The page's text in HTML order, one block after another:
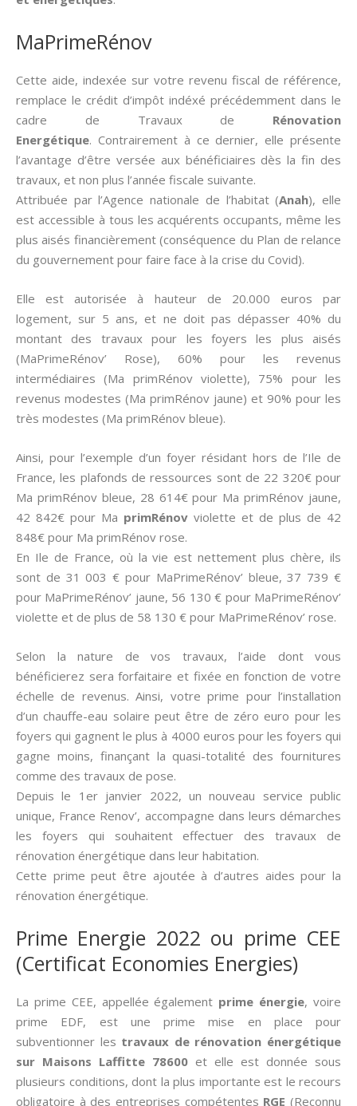
MaPrimeRénov
Cette aide, indexée sur votre revenu fiscal de référence,
remplace le crédit d’impôt indéxé précédemment dans le
cadre de Travaux de Rénovation
Energétique. Contrairement à ce dernier, elle présente
l’avantage d’être versée aux bénéficiaires dès la fin des
travaux, et non plus l’année fiscale suivante.
Attribuée par l’Agence nationale de l’habitat (Anah), elle
est accessible à tous les acquérents occupants, même les
plus aisés financièrement (conséquence du Plan de relance
du gouvernement pour faire face à la crise du Covid).
Elle est autorisée à hauteur de 20.000 euros par
logement, sur 5 ans, et ne doit pas dépasser 40% du
montant des travaux pour les foyers les plus aisés
(MaPrimeRénov’ Rose), 60% pour les revenus
intermédiaires (Ma primRénov violette), 75% pour les
revenus modestes (Ma primRénov jaune) et 90% pour les
très modestes (Ma primRénov bleue).
Ainsi, pour l’exemple d’un foyer résidant hors de l’Ile de
France, les plafonds de ressources sont de 22 320€ pour
Ma primRénov bleue, 28 614€ pour Ma primRénov jaune,
42 842€ pour Ma primRénov violette et de plus de 42
848€ pour Ma primRénov rose.
En Ile de France, où la vie est nettement plus chère, ils
sont de 31 003 € pour MaPrimeRénov’ bleue, 37 739 €
pour MaPrimeRénov’ jaune, 56 130 € pour MaPrimeRénov’
violette et de plus de 58 130 € pour MaPrimeRénov’ rose.
Selon la nature de vos travaux, l’aide dont vous
bénéficierez sera forfaitaire et fixée en fonction de votre
échelle de revenus. Ainsi, votre prime pour l’installation
d’un chauffe-eau solaire peut être de zéro euro pour les
foyers qui gagnent le plus à 4000 euros pour les foyers qui
gagne moins, finançant la quasi-totalité des fournitures
comme des travaux de pose.
Depuis le 1er janvier 2022, un nouveau service public
unique, France Renov’, accompagne dans leurs démarches
les foyers qui souhaitent effectuer des travaux de
rénovation énergétique dans leur habitation.
Cette prime peut être ajoutée à d’autres aides pour la
rénovation énergétique.
Prime Energie 2022 ou prime CEE
(Certificat Economies Energies)
La prime CEE, appellée également prime énergie, voire
prime EDF, est une prime mise en place pour
subventionner les travaux de rénovation énergétique
sur Maisons Laffitte 78600 et elle est donnée sous
plusieurs conditions, dont la plus importante est le recours
obligatoire à des entreprises compétentes RGE (Reconnu